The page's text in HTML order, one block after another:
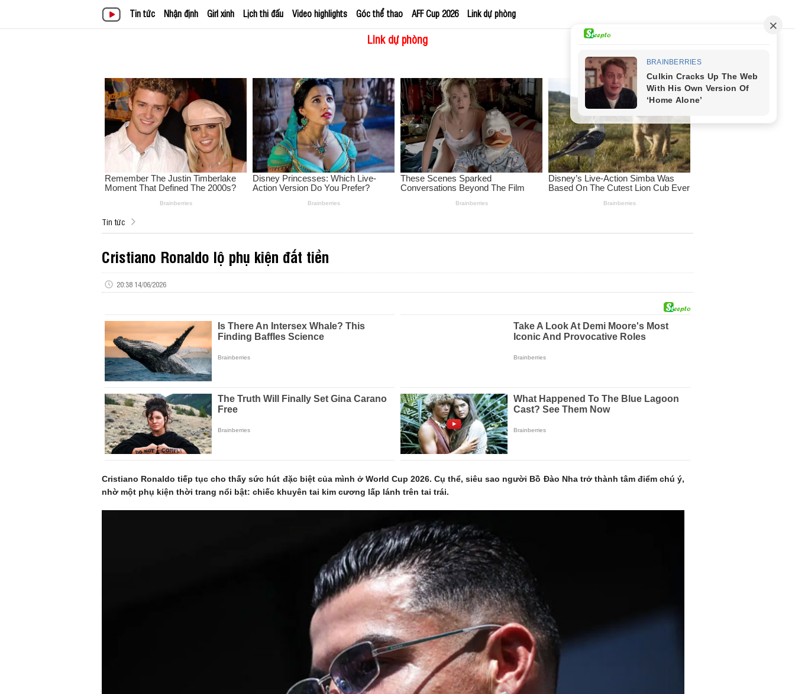
Tin tức Nhận định Girl xinh Lịch thi đấu Video highlights Góc thể thao AFF Cup 2026 Link dự phòng
Link dự phòng
Tin tức
Cristiano Ronaldo lộ phụ kiện đắt tiền
20:38 14/06/2026
Cristiano Ronaldo tiếp tục cho thấy sức hút đặc biệt của mình ở World Cup 2026. Cụ thể, siêu sao người Bồ Đào Nha trở thành tâm điểm chú ý,
nhờ một phụ kiện thời trang nổi bật: chiếc khuyên tai kim cương lấp lánh trên tai trái.